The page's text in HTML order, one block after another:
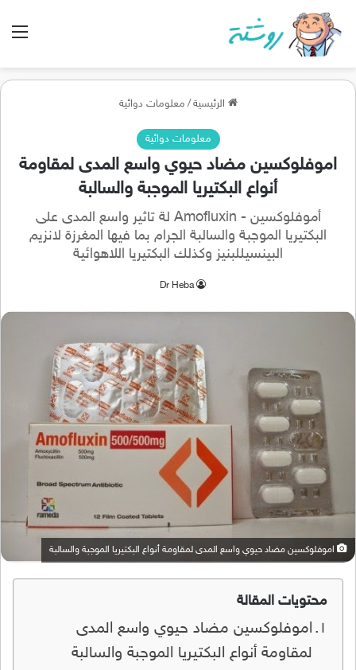
الرئيسية / معلومات دوائية
معلومات دوائية
اموفلوكسين مضاد حيوي واسع المدى لمقاومة
أنواع البكتيريا الموجبة والسالبة
أموفلوكسين - Amofluxin لة تاثير واسع المدى على
البكتيريا الموجبة والسالبة الجرام بما فيها المغرزة لانزيم
البينسيللبنيز وكذلك البكتيريا اللاهوائية
Dr Heba
اموفلوكسين مضاد حيوي واسع المدى لمقاومة أنواع البكتيريا الموجبة والسالبة
محتويات المقالة
اموفلوكسين مضاد حيوي واسع المدى
لمقاومة أنواع البكتيريا الموجبة والسالبة